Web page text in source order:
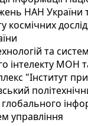
НАН України
космічних
та
інтелекту МОН
"Інститут
глобального
управління